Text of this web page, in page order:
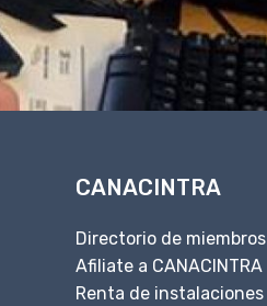
CANACINTRA
Directorio de miembros
Afiliate a CANACINTRA
Renta de instalaciones